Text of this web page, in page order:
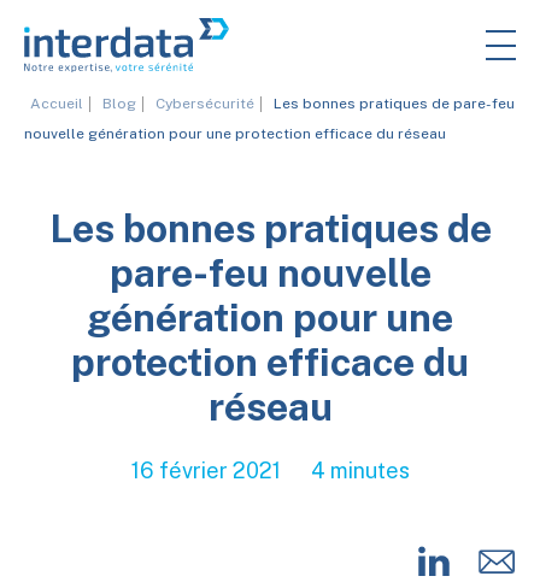
Accueil Blog Cybersécurité
Les bonnes pratiques de pare-feu
nouvelle génération pour une protection efficace du réseau
Les bonnes pratiques de
pare-feu nouvelle
génération pour une
protection efficace du
réseau
16 février 2021 4 minutes